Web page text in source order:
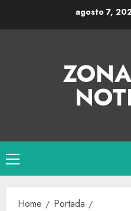
agosto 7,
Home
Portada